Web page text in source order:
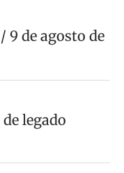
9 de agosto de
legado